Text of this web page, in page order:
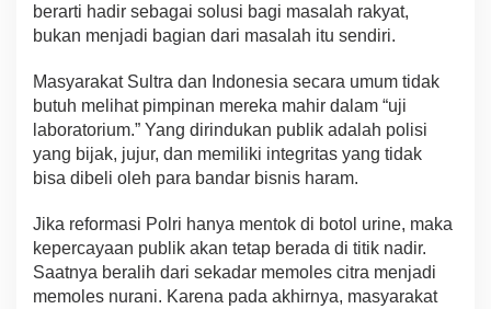
berarti hadir sebagai solusi bagi masalah rakyat,
bukan menjadi bagian dari masalah itu sendiri.
Masyarakat Sultra dan Indonesia secara umum tidak
butuh melihat pimpinan mereka mahir dalam “uji
laboratorium.” Yang dirindukan publik adalah polisi
yang bijak, jujur, dan memiliki integritas yang tidak
bisa dibeli oleh para bandar bisnis haram.
Jika reformasi Polri hanya mentok di botol urine, maka
kepercayaan publik akan tetap berada di titik nadir.
Saatnya beralih dari sekadar memoles citra menjadi
memoles nurani. Karena pada akhirnya, masyarakat